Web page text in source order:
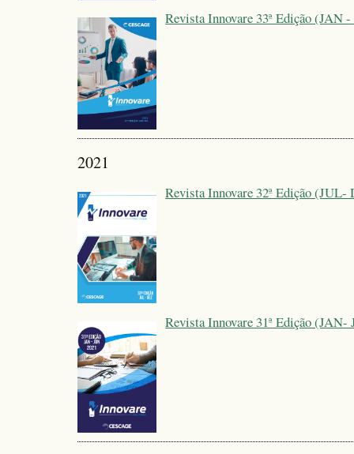
Revista Innovare 33ª Edição (JAN
2021
Revista Innovare 32ª Edição (JUL-
Revista Innovare 31ª Edição (JAN-